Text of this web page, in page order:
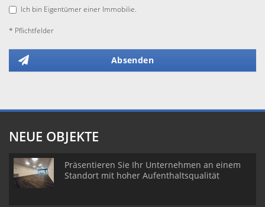
Ich bin Eigentümer einer Immobilie.
* Pflichtfelder
Absenden
NEUE OBJEKTE
Präsentieren Sie Ihr Unternehmen an einem
Standort mit hoher Aufenthaltsqualität